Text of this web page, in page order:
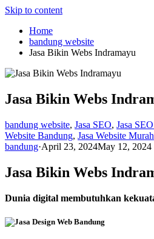
Skip to content
Home
bandung website
Jasa Bikin Webs Indramayu
Jasa Bikin Webs
bandung website, Jasa SEO, Jasa
Website Bandung, Jasa Website Murah
bandung·April 23, 2024May 12, 2024
Jasa Bikin Webs
Dunia digital membutuhkan